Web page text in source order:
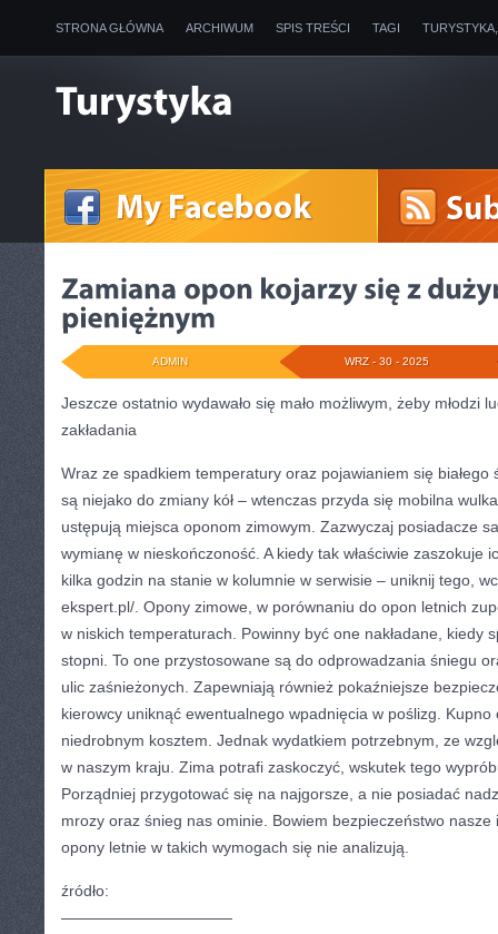
STRONA GŁÓWNA ARCHIWUM SPIS TREŚCI TAGI
WRZ - 30 - 2025
ADMIN
Jeszcze ostatnio wydawało się mało możliwym, żeby młodzi
zakładania
Wraz ze spadkiem temperatury oraz pojawianiem się białego
są niejako do zmiany kół – wtenczas przyda się mobilna
ustępują miejsca oponom zimowym. Zazwyczaj posiadacze
wymianę w nieskończoność. A kiedy tak właściwie zaszokuje
kilka godzin na stanie w kolumnie w serwisie – uniknij tego,
ekspert.pl/. Opony zimowe, w porównaniu do opon letnich
w niskich temperaturach. Powinny być one nakładane, kiedy
stopni. To one przystosowane są do odprowadzania śniegu
ulic zaśnieżonych. Zapewniają również pokaźniejsze
kierowcy uniknąć ewentualnego wpadnięcia w poślizg.
niedrobnym kosztem. Jednak wydatkiem potrzebnym, ze
w naszym kraju. Zima potrafi zaskoczyć, wskutek tego
Porządniej przygotować się na najgorsze, a nie posiadać
mrozy oraz śnieg nas ominie. Bowiem bezpieczeństwo nasze
opony letnie w takich wymogach się nie analizują.
źródło:
———————————